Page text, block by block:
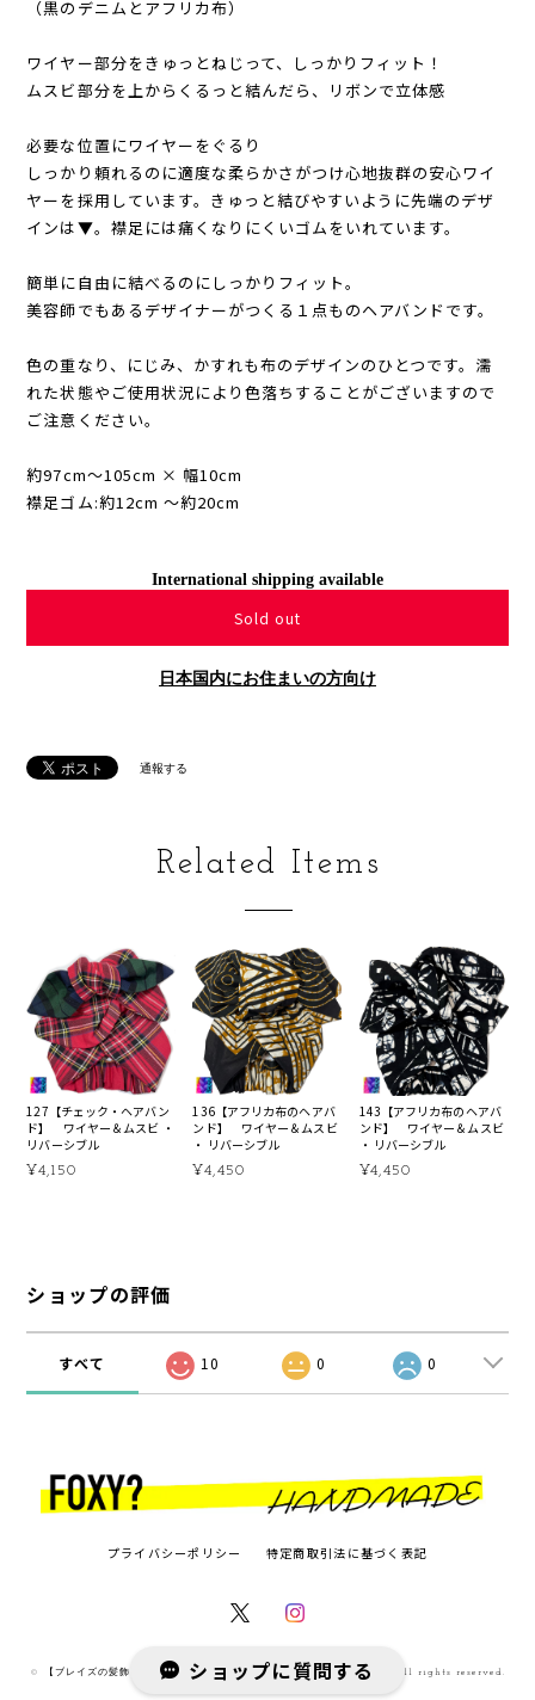
（黒のデニムとアフリカ布）
ワイヤー部分をきゅっとねじって、しっかりフィット！
ムスビ部分を上からくるっと結んだら、リボンで立体感
必要な位置にワイヤーをぐるり
しっかり頼れるのに適度な柔らかさがつけ心地抜群の安心ワイ
ヤーを採用しています。きゅっと結びやすいように先端のデザ
インは▼。襟足には痛くなりにくいゴムをいれています。
簡単に自由に結べるのにしっかりフィット。
美容師でもあるデザイナーがつくる１点ものヘアバンドです。
色の重なり、にじみ、かすれも布のデザインのひとつです。濡
れた状態やご使用状況により色落ちすることがございますので
ご注意ください。
約97cm〜105cm × 幅10cm
襟足ゴム:約12cm 〜約20cm
International shipping available
Sold out
日本国内にお住まいの方向け
通報する
Related Items
127【チェック・ヘアバン
ド】 ワイヤー＆ムスビ ・
リバーシブル
¥4,150
136【アフリカ布のヘアバ
ンド】 ワイヤー＆ムスビ
・ リバーシブル
¥4,450
143【アフリカ布のヘアバ
ンド】 ワイヤー＆ムスビ
・ リバーシブル
¥4,450
ショップの評価
すべて 10 0 0
プライバシーポリシー 特定商取引法に基づく表記
© 【ブレイズの髪飾り／アフリカ布のヘアバンド】FOXY? WEB SHOP All rights reserved.
ショップに質問する